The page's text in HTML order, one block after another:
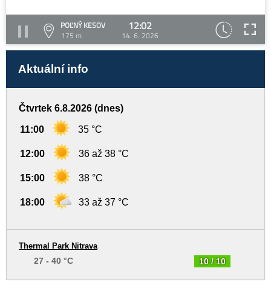
POĽNÝ KESOV
175 m
12:02
14. 6. 2026
Aktuální info
Čtvrtek 6.8.2026 (dnes)
11:00 35 °C
12:00 36 až 38 °C
15:00 38 °C
18:00 33 až 37 °C
10 / 10
Thermal Park Nitrava
27 - 40 °C